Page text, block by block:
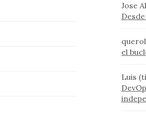
Jose
el
Luis